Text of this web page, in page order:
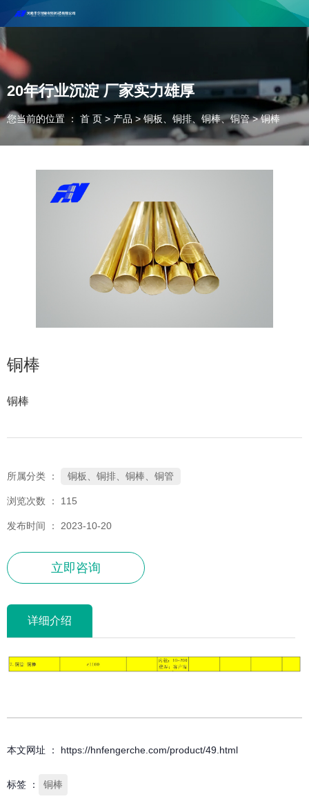
河南丰尔彻新材料科技有限公司欢迎合作咨询！
联系电话：18037947756
20年行业沉淀 厂家实力雄厚
您当前的位置 ： 首 页 > 产品 > 铜板、铜排、铜棒、铜管 >铜棒
铜棒
铜棒
所属分类 ： 铜板、铜排、铜棒、铜管
浏览次数 ： 115
发布时间 ： 2023-10-20
立即咨询
详细介绍
本文网址 ： https://hnfengerche.com/product/49.html
标签 ： 铜棒